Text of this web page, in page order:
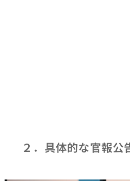
２．具体的な官報公